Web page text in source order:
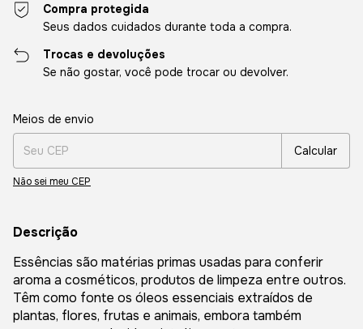
Compra protegida
Seus dados cuidados durante toda a compra.
Trocas e devoluções
Se não gostar, você pode trocar ou devolver.
Entregas para o CEP:
Meios de envio
Calcular
Não sei meu CEP
Descrição
Essências são matérias primas usadas para conferir
aroma a cosméticos, produtos de limpeza entre outros.
Têm como fonte os óleos essenciais extraídos de
plantas, flores, frutas e animais, embora também